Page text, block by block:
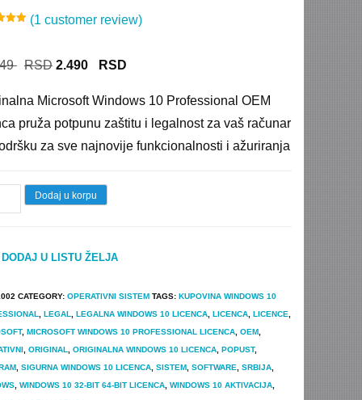
(1 customer review)
Original
was:
20.449 $.
2.490
Current
is:
2.490 $.
Microsoft Windows 10 Professional OEM
pruža potpunu zaštitu i legalnost za vaš računar
za sve najnovije funkcionalnosti i ažuriranja
Dodaj u korpu
DODAJ U LISTU ŽELJA
CATEGORY: OPERATIVNI SISTEM TAGS: KUPOVINA WINDOWS 10
LEGAL LEGALNA WINDOWS 10 LICENCA, LICENCA, LICENCE
, MICROSOFT WINDOWS 10 PROFESSIONAL LICENCA, OEM,
, ORIGINAL ORIGINALNA WINDOWS 10 LICENCA, POPUST,
, SIGURNA WINDOWS 10 LICENCA, SISTEM, SOFTWARE SRBIJA,
, WINDOWS 10 32-BIT 64-BIT LICENCA, WINDOWS 10 AKTIVACIJA,